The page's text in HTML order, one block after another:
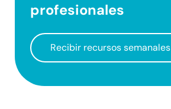
profesionales
Recibir recursos semanales